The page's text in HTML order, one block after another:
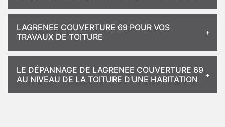
LAGRENEE COUVERTURE 69 POUR VOS
TRAVAUX DE TOITURE
LE DÉPANNAGE DE LAGRENEE COUVERTURE 69
AU NIVEAU DE LA TOITURE D'UNE HABITATION